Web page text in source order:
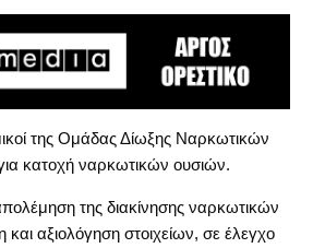
της Ομάδας Δίωξης Ναρκωτικών
κατοχή ναρκωτικών ουσιών.
της διακίνησης ναρκωτικών
αξιολόγηση στοιχείων, σε έλεγχο